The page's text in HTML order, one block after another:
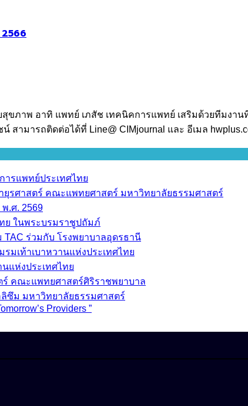
2566
ภาพ อาทิ แพทย์ เภสัช เทคนิคการแพทย์ เสริมด้วยทีมงาน
ามารถติดต่อได้ที่ Line@ CIMjournal และ อีเมล
ารแพทย์ประเทศไทย
ยุรศาสตร์ คณะแพทยศาสตร์ มหาวิทยาลัยธรรมศาสตร์
.ศ. 2569
ย ในพระบรมราชูปถัมภ์
ร่วมกับ โรงพยาบาลอุดรธานี
มเท้าเบาหวานแห่งประเทศไทย
แห่งประเทศไทย
ร์ คณะแพทยศาสตร์ศิริราชพยาบาล
ลิซึม มหาวิทยาลัยธรรมศาสตร์
Providers ”